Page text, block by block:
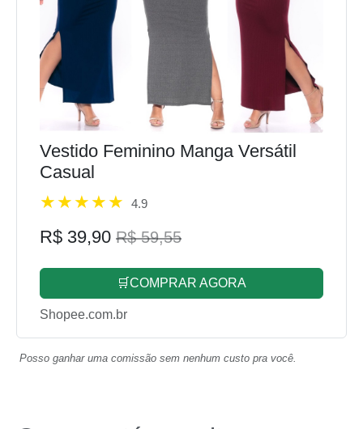
Vestido Feminino Manga Versátil
Casual
4.9
R$ 39,90 R$ 59,55
🛒COMPRAR AGORA
Shopee.com.br
Posso ganhar uma comissão sem nenhum custo pra você.